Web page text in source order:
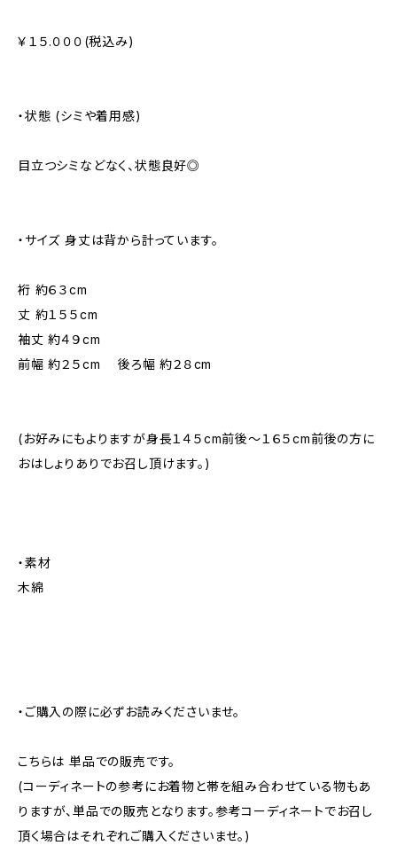
￥１５.０００(税込み)
・状態 (シミや着用感)
目立つシミなどなく、状態良好◎
・サイズ 身丈は背から計っています。
裄 約６３cm
丈 約１５５cm
袖丈 約４９cm
前幅 約２５cm 後ろ幅 約２８cm
(お好みにもよりますが身長１４５cm前後～１６５cm前後の方に
おはしょりありでお召し頂けます。)
・素材
木綿
・ご購入の際に必ずお読みくださいませ。
こちらは 単品での販売です。
(コーディネートの参考にお着物と帯を組み合わせている物もあ
りますが、単品での販売となります。参考コーディネートでお召し
頂く場合はそれぞれご購入くださいませ。)